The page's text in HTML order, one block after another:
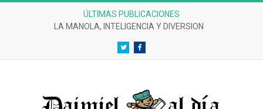
ÚLTIMAS PUBLICACIONES
LA MANOLA, INTELIGENCIA Y DIVERSION
TwitterFacebook